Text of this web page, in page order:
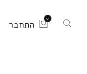
0 התחבר